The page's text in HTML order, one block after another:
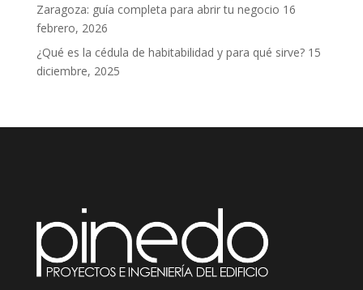
Zaragoza: guía completa para abrir tu negocio 16
febrero, 2026
¿Qué es la cédula de habitabilidad y para qué sirve? 15
diciembre, 2025